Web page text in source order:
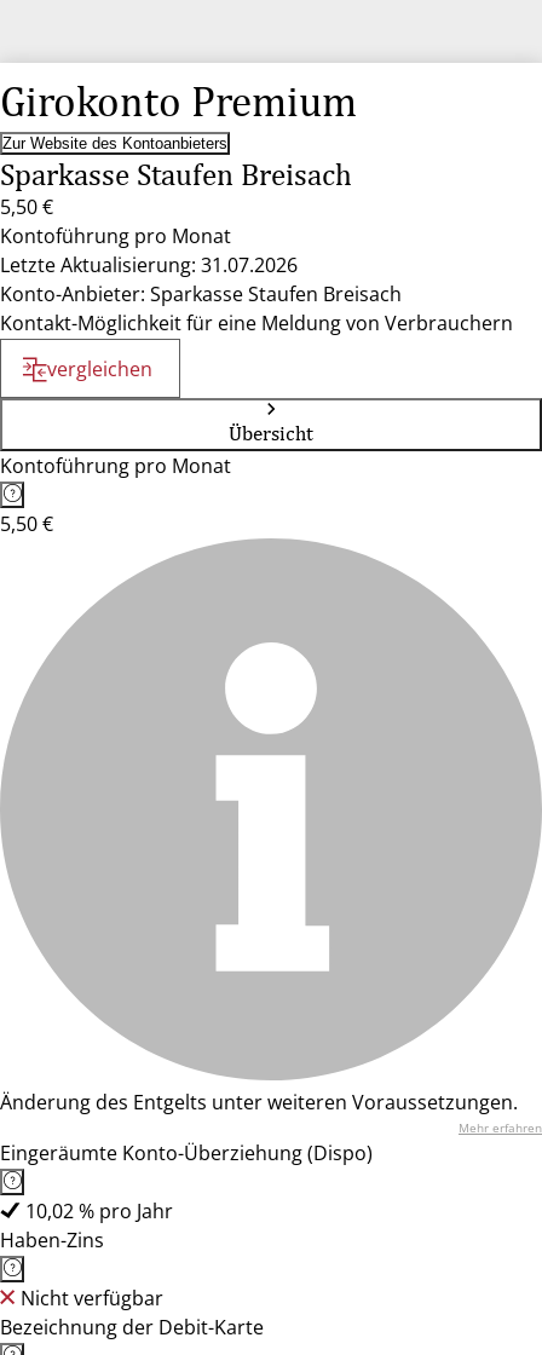
Girokonto Premium
Zur Website des Kontoanbieters
Sparkasse Staufen Breisach
5,50 €
Kontoführung pro Monat
Letzte Aktualisierung: 31.07.2026
Konto-Anbieter: Sparkasse Staufen Breisach
Kontakt-Möglichkeit für eine Meldung von Verbrauchern
vergleichen
Übersicht
Kontoführung pro Monat
5,50 €
Änderung des Entgelts unter weiteren Voraussetzungen.
Mehr erfahren
Eingeräumte Konto-Überziehung (Dispo)
10,02 % pro Jahr
Haben-Zins
Nicht verfügbar
Bezeichnung der Debit-Karte